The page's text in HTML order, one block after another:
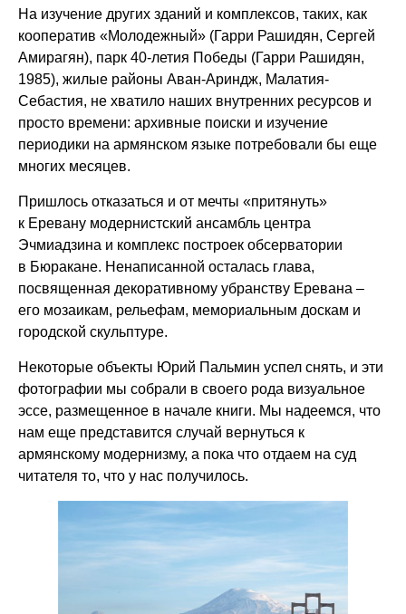
На изучение других зданий и комплексов, таких, как
кооператив «Молодежный» (Гарри Рашидян, Сергей
Амирагян), парк 40-летия Победы (Гарри Рашидян,
1985), жилые районы Аван-Ариндж, Малатия-
Себастия, не хватило наших внутренних ресурсов и
просто времени: архивные поиски и изучение
периодики на армянском языке потребовали бы еще
многих месяцев.
Пришлось отказаться и от мечты «притянуть»
к Еревану модернистский ансамбль центра
Эчмиадзина и комплекс построек обсерватории
в Бюракане. Ненаписанной осталась глава,
посвященная декоративному убранству Еревана –
его мозаикам, рельефам, мемориальным доскам и
городской скульптуре.
Некоторые объекты Юрий Пальмин успел снять, и эти
фотографии мы собрали в своего рода визуальное
эссе, размещенное в начале книги. Мы надеемся, что
нам еще представится случай вернуться к
армянскому модернизму, а пока что отдаем на суд
читателя то, что у нас получилось.